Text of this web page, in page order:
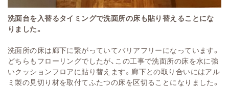
洗面台を入替るタイミングで洗面所の床も貼り替えることにな
りました。
洗面所の床は廊下に繋がっていてバリアフリーになっています。
どちらもフローリングでしたが、この工事で洗面所の床を水に強
いクッションフロアに貼り替えます。廊下との取り合いにはアル
ミ製の見切り材を取付てふたつの床を区切ることになりました。